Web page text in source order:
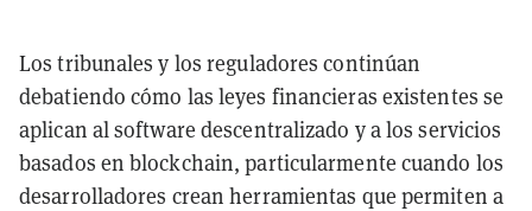
Los tribunales y los reguladores continúan
debatiendo cómo las leyes financieras existentes se
aplican al software descentralizado y a los servicios
basados en blockchain, particularmente cuando los
desarrolladores crean herramientas que permiten a